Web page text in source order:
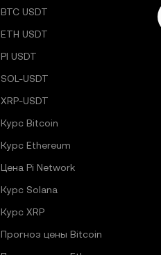
BTC USDT
ETH USDT
PI USDT
SOL-USDT
XRP-USDT
Курс Bitcoin
Курс Ethereum
Цена Pi Network
Курс Solana
Курс XRP
Прогноз цены Bitcoin